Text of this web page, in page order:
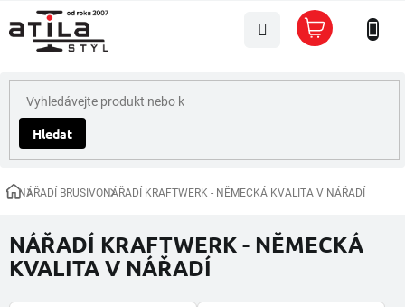
na
obsah
Hledat
Nákupní
košík
DomůNÁŘADÍ BRUSIVONÁŘADÍ KRAFTWERK - NĚMECKÁ KVALITA V NÁŘADÍ
NÁŘADÍ KRAFTWERK - NĚMECKÁ
KVALITA V NÁŘADÍ